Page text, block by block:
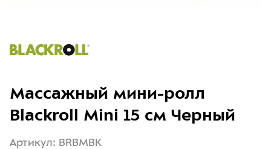
Массажный мини-ролл
Blackroll Mini 15 см Черный
Артикул: BRBMBK